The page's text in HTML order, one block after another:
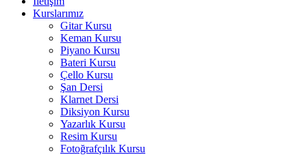
Kurslarımız
Gitar Kursu
Keman Kursu
Piyano Kursu
Bateri Kursu
Çello Kursu
Şan Dersi
Klarnet Dersi
Diksiyon Kursu
Yazarlık Kursu
Resim Kursu
Fotoğrafçılık Kursu